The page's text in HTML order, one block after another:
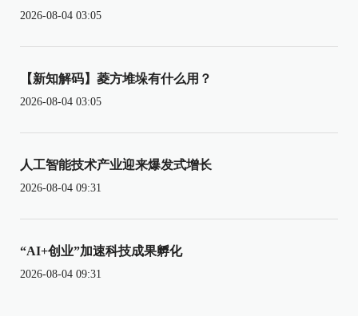
2026-08-04 03:05
【新知解码】菱方堆垛有什么用？
2026-08-04 03:05
人工智能技术产业迎来爆发式增长
2026-08-04 09:31
“AI+创业”加速科技成果孵化
2026-08-04 09:31